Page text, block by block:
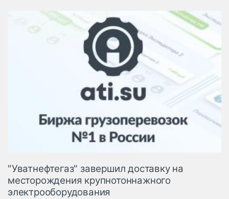
"Уватнефтегаз" завершил доставку на
месторождения крупнотоннажного
электрооборудования